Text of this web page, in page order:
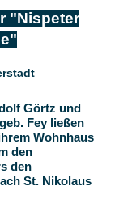
"Nispeter
Görtz und
Fey ließen
Wohnhaus
den
den
St. Nikolaus